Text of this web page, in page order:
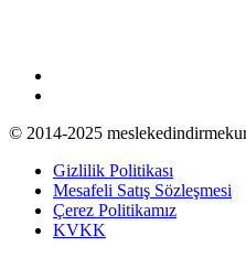
© 2014-2025
Gizlilik Politikası
Mesafeli Satış Sözleşmesi
Çerez Politikamız
KVKK